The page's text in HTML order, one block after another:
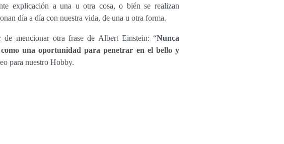
explicación a una u otra cosa, o bién se realizan
día a día con nuestra vida, de una u otra forma.
mencionar otra frase de Albert Einstein: “Nunca
una oportunidad para penetrar en el bello y
para nuestro Hobby.